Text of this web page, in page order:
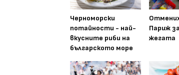
Черноморски
потайности - най-
вкусните риби на
българското море
Париж
жегата